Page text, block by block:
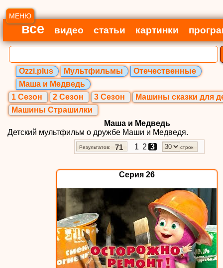
МЕНЮ
все видео статьи картинки
Ozzi.plus Мультфильмы
Отечественные
Маша и Медведь
1 Сезон
2 Сезон 3 Сезон
Машины сказки для
Машины Страшилки
Маша и Медведь
Детский мультфильм о дружбе Маши и Медведя.
Результатов: 71 1 2 3 строк
Серия 26